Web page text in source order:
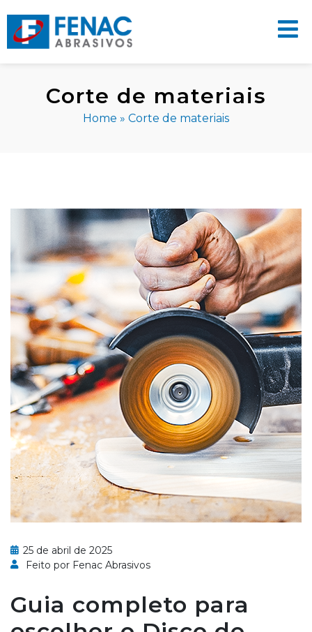
Corte de materiais
Home » Corte de materiais
25 de abril de 2025
Feito por Fenac Abrasivos
Guia completo para